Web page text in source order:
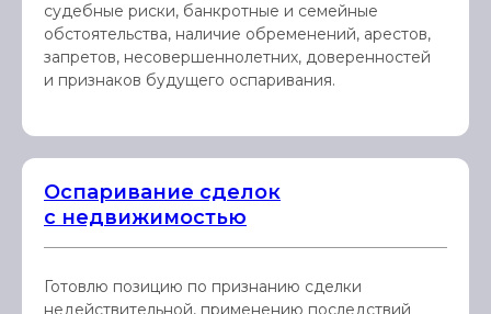
судебные риски, банкротные и семейные
обстоятельства, наличие обременений, арестов,
запретов, несовершеннолетних, доверенностей
и признаков будущего оспаривания.
Оспаривание сделок
с недвижимостью
Готовлю позицию по признанию сделки
недействительной, применению последствий